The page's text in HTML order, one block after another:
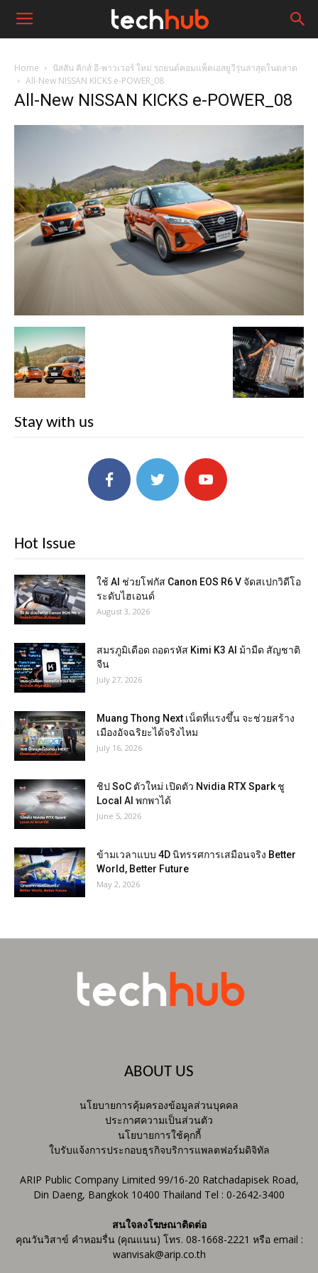
Home
นิสสัน คิกส์ อี-พาวเวอร์ ใหม่ รถยนต์คอมแพ็คเอสยูวีรุ่นล่าสุดในตลาด
All-New NISSAN KICKS e-POWER_08
All-New NISSAN KICKS e-POWER_08
Stay with us
Hot Issue
ใช้ AI ช่วยโฟกัส Canon EOS R6 V จัดสเปกวิดีโอ
ระดับไฮเอนด์
August 3, 2026
สมรภูมิเดือด ถอดรหัส Kimi K3 AI ม้ามืด สัญชาติ
จีน
July 27, 2026
Muang Thong Next เน็ตที่แรงขึ้น จะช่วยสร้าง
เมืองอัจฉริยะได้จริงไหม
July 16, 2026
ชิป SoC ตัวใหม่ เปิดตัว Nvidia RTX Spark ชู
Local AI พกพาได้
June 5, 2026
ข้ามเวลาแบบ 4D นิทรรศการเสมือนจริง Better
World, Better Future
May 2, 2026
ABOUT US
นโยบายการคุ้มครองข้อมูลส่วนบุคคล
ประกาศความเป็นส่วนตัว
นโยบายการใช้คุกกี้
ใบรับแจ้งการประกอบธุรกิจบริการแพลตฟอร์มดิจิทัล
ARIP Public Company Limited 99/16-20 Ratchadapisek Road,
Din Daeng, Bangkok 10400 Thailand Tel : 0-2642-3400
สนใจลงโฆษณาติดต่อ
คุณวันวิสาข์ คำหอมรื่น (คุณแนน) โทร. 08-1668-2221 หรือ email :
wanvisak@arip.co.th